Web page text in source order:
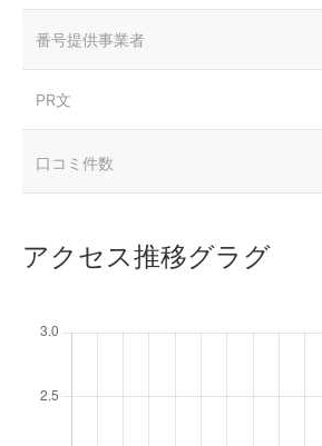
番号提供事業者
PR文
口コミ件数
アクセス推移グラグ